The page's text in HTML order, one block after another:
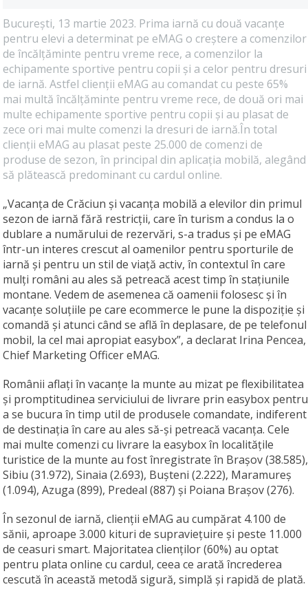
București, 13 martie 2023. Prima iarnă cu două vacanțe
pentru elevi a determinat pe eMAG o creștere a comenzilor
de încălțăminte pentru vreme rece, a comenzilor la
echipamente sportive pentru copii și a celor pentru dresuri
de iarnă. Astfel clienții eMAG au comandat cu peste 65%
mai multă încălțăminte pentru vreme rece, de două ori mai
multe echipamente sportive pentru copii și au plasat de
zece ori mai multe comenzi la dresuri de iarnă.În total
clienții eMAG au plasat peste 25.000 de comenzi de
produse de sezon, în principal din aplicația mobilă, alegând
să plătească predominant cu cardul online.
„Vacanța de Crăciun și vacanța mobilă a elevilor din primul
sezon de iarnă fără restricții, care în turism a condus la o
dublare a numărului de rezervări, s-a tradus și pe eMAG
într-un interes crescut al oamenilor pentru sporturile de
iarnă și pentru un stil de viață activ, în contextul în care
mulți români au ales să petreacă acest timp în stațiunile
montane. Vedem de asemenea că oamenii folosesc și în
vacanțe soluțiile pe care ecommerce le pune la dispoziție și
comandă și atunci când se află în deplasare, de pe telefonul
mobil, la cel mai apropiat easybox”, a declarat Irina Pencea,
Chief Marketing Officer eMAG.
Românii aflați în vacanțe la munte au mizat pe flexibilitatea
și promptitudinea serviciului de livrare prin easybox pentru
a se bucura în timp util de produsele comandate, indiferent
de destinația în care au ales să-și petreacă vacanța. Cele
mai multe comenzi cu livrare la easybox în localitățile
turistice de la munte au fost înregistrate în Brașov (38.585),
Sibiu (31.972), Sinaia (2.693), Bușteni (2.222), Maramureș
(1.094), Azuga (899), Predeal (887) și Poiana Brașov (276).
În sezonul de iarnă, clienții eMAG au cumpărat 4.100 de
sănii, aproape 3.000 kituri de supraviețuire și peste 11.000
de ceasuri smart. Majoritatea clienților (60%) au optat
pentru plata online cu cardul, ceea ce arată încrederea
cescută în această metodă sigură, simplă și rapidă de plată.